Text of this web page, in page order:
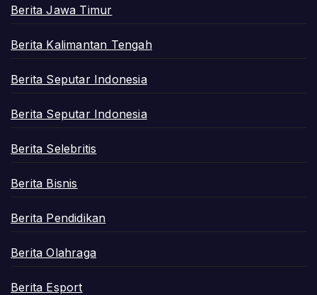
Berita Jawa Timur
Berita Kalimantan Tengah
Berita Seputar Indonesia
Berita Seputar Indonesia
Berita Selebritis
Berita Bisnis
Berita Pendidikan
Berita Olahraga
Berita Esport